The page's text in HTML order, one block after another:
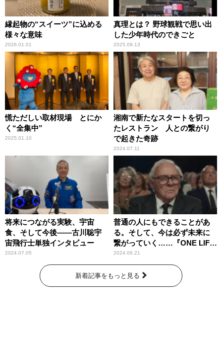
縁起物の“スイーツ”に込める
様々な意味
2026.01.01
真理とは？ 野球観戦で思い出
した少年時代のできごと
2025.09.13
慌ただしい取材現場 とにか
く“全集中”
2025.01.10
湘南で新たなスタートを切っ
たレストラン 人との繋がり
で起きた奇跡
2024.07.11
将来につながる実験、宇宙
食、そして今後――古川聡宇
宙飛行士単独インタビュー
2024.07.05
普通の人にもできることがあ
る。そして、今は必ず未来に
繋がっていく……『ONE LIFE
奇跡が繋いだ6000の命』
2024.06.21
新着記事をもっと見る